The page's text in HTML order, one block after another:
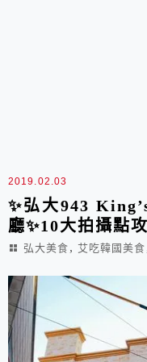
2019.02.03
✨弘大943
廳✨10大拍攝點
弘大美食 , 艾吃韓國美食